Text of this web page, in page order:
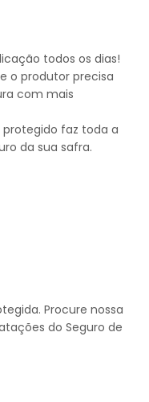
todos os dias!
o produtor precisa
com mais
faz toda a
da sua safra.
Procure nossa
do Seguro de